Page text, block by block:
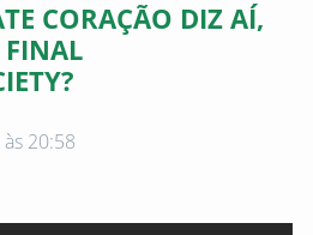
CORAÇÃO DIZ AÍ,
FINAL
20:58